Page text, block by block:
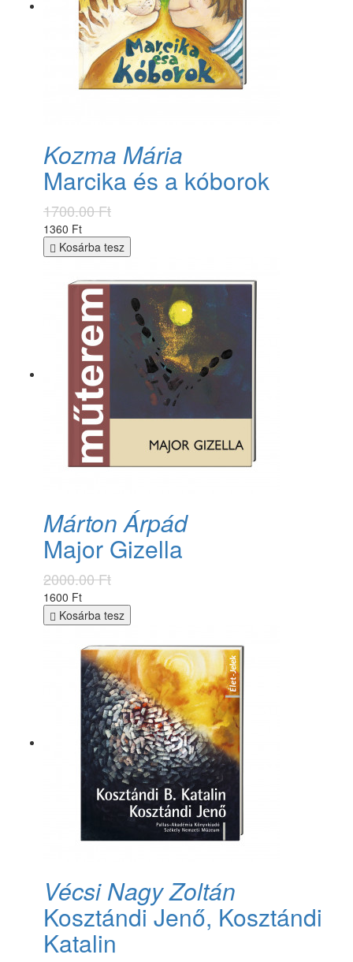
Kozma Mária
Marcika és a kóborok
1700.00 Ft
1360 Ft
Kosárba tesz
Márton Árpád
Major Gizella
2000.00 Ft
1600 Ft
Kosárba tesz
Vécsi Nagy Zoltán
Kosztándi Jenő, Kosztándi
Katalin